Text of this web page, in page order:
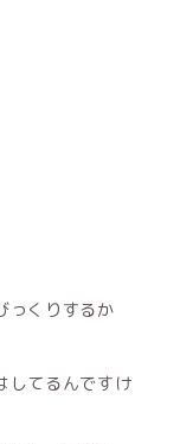
っくりするか
してるんですけ